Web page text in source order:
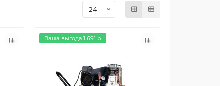
Ваша выгода 1 691 р